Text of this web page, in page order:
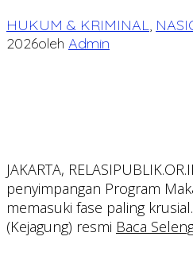
HUKUM & KRIMINAL,
2026oleh Admin
JAKARTA,
penyimpangan Program
memasuki fase paling
(Kejagung) resmi Baca